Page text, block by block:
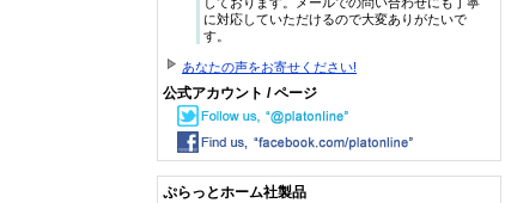
に対応していただけるので大変ありがたいで
す。
あなたの声をお寄せください!
公式アカウント / ページ
ぷらっとホーム社製品